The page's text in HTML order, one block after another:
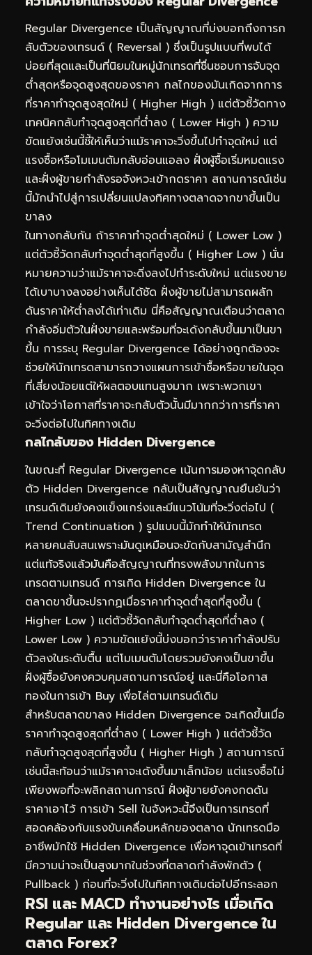
Regular Divergence เป็นสัญญาณที่บ่งบอกถึงการก
ลับตัวของเทรนด์ ( Reversal ) ซึ่งเป็นรูปแบบที่พบได้
บ่อยที่สุดและเป็นที่นิยมในหมู่นักเทรดที่ชื่นชอบการจับจุด
ต่ำสุดหรือจุดสูงสุดของราคา กลไกของมันเกิดจากการ
ที่ราคาทำจุดสูงสุดใหม่ ( Higher High ) แต่ตัวชี้วัดทาง
เทคนิคกลับทำจุดสูงสุดที่ต่ำลง ( Lower High ) ความ
ขัดแย้งเช่นนี้ชี้ให้เห็นว่าแม้ราคาจะวิ่งขึ้นไปทำจุดใหม่ แต่
แรงซื้อหรือโมเมนตัมกลับอ่อนแอลง ฝั่งผู้ซื้อเริ่มหมดแรง
และฝั่งผู้ขายกำลังรอจังหวะเข้ากดราคา สถานการณ์เช่น
นี้มักนำไปสู่การเปลี่ยนแปลงทิศทางตลาดจากขาขึ้นเป็น
ขาลง
ในทางกลับกัน ถ้าราคาทำจุดต่ำสุดใหม่ ( Lower Low )
แต่ตัวชี้วัดกลับทำจุดต่ำสุดที่สูงขึ้น ( Higher Low ) นั่น
หมายความว่าแม้ราคาจะดิ่งลงไปทำระดับใหม่ แต่แรงขาย
ได้เบาบางลงอย่างเห็นได้ชัด ฝั่งผู้ขายไม่สามารถผลัก
ดันราคาให้ต่ำลงได้เท่าเดิม นี่คือสัญญาณเตือนว่าตลาด
กำลังอิ่มตัวในฝั่งขายและพร้อมที่จะเด้งกลับขึ้นมาเป็นขา
ขึ้น การระบุ Regular Divergence ได้อย่างถูกต้องจะ
ช่วยให้นักเทรดสามารถวางแผนการเข้าซื้อหรือขายในจุด
ที่เสี่ยงน้อยแต่ให้ผลตอบแทนสูงมาก เพราะพวกเขา
เข้าใจว่าโอกาสที่ราคาจะกลับตัวนั้นมีมากกว่าการที่ราคา
จะวิ่งต่อไปในทิศทางเดิม
กลไกลับของ Hidden Divergence
ในขณะที่ Regular Divergence เน้นการมองหาจุดกลับ
ตัว Hidden Divergence กลับเป็นสัญญาณยืนยันว่า
เทรนด์เดิมยังคงแข็งแกร่งและมีแนวโน้มที่จะวิ่งต่อไป (
Trend Continuation ) รูปแบบนี้มักทำให้นักเทรด
หลายคนสับสนเพราะมันดูเหมือนจะขัดกับสามัญสำนึก
แต่แท้จริงแล้วมันคือสัญญาณที่ทรงพลังมากในการ
เทรดตามเทรนด์ การเกิด Hidden Divergence ใน
ตลาดขาขึ้นจะปรากฏเมื่อราคาทำจุดต่ำสุดที่สูงขึ้น (
Higher Low ) แต่ตัวชี้วัดกลับทำจุดต่ำสุดที่ต่ำลง (
Lower Low ) ความขัดแย้งนี้บ่งบอกว่าราคากำลังปรับ
ตัวลงในระดับตื้น แต่โมเมนตัมโดยรวมยังคงเป็นขาขึ้น
ฝั่งผู้ซื้อยังคงควบคุมสถานการณ์อยู่ และนี่คือโอกาส
ทองในการเข้า Buy เพื่อไล่ตามเทรนด์เดิม
สำหรับตลาดขาลง Hidden Divergence จะเกิดขึ้นเมื่อ
ราคาทำจุดสูงสุดที่ต่ำลง ( Lower High ) แต่ตัวชี้วัด
กลับทำจุดสูงสุดที่สูงขึ้น ( Higher High ) สถานการณ์
เช่นนี้สะท้อนว่าแม้ราคาจะเด้งขึ้นมาเล็กน้อย แต่แรงซื้อไม่
เพียงพอที่จะพลิกสถานการณ์ ฝั่งผู้ขายยังคงกดดัน
ราคาเอาไว้ การเข้า Sell ในจังหวะนี้จึงเป็นการเทรดที่
สอดคล้องกับแรงขับเคลื่อนหลักของตลาด นักเทรดมือ
อาชีพมักใช้ Hidden Divergence เพื่อหาจุดเข้าเทรดที่
มีความน่าจะเป็นสูงมากในช่วงที่ตลาดกำลังพักตัว (
Pullback ) ก่อนที่จะวิ่งไปในทิศทางเดิมต่อไปอีกระลอก
RSI และ MACD ทำงานอย่างไร เมื่อเกิด
Regular และ Hidden Divergence ใน
ตลาด Forex?